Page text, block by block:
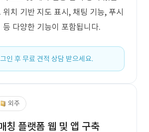
치 기반 지도 표시, 채팅 기능, 푸시
등 다양한 기능이 포함됩니다.
인 후 무료 견적 상담 받으세요.
외주
칭 플랫폼 웹 및 앱 구축